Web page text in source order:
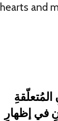
hearts and
في إظهارِ